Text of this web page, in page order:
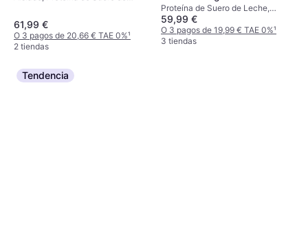
61,99 €
O 3 pagos de 20,66 € TAE 0%¹
2 tiendas
Proteína de Suero de Leche,
Proteína de Caseína,
Recuperación, Mejora la función
muscular, Edulcorante
59,99 €
O 3 pagos de 19,99 € TAE 0%¹
3 tiendas
Tendencia